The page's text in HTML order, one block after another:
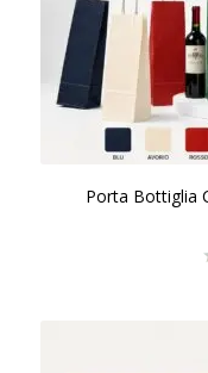
Porta Bottiglia